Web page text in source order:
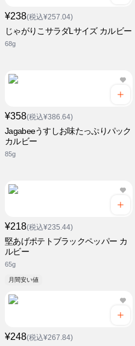
¥238(税込¥257.04)
じゃがりこサラダLサイズ カルビー
68g
¥358(税込¥386.64)
Jagabeeうすしお味たっぷりパック
カルビー
85g
¥218(税込¥235.44)
堅あげポテトブラックペッパー カ
ルビー
65g
月間安い値
¥248(税込¥267.84)